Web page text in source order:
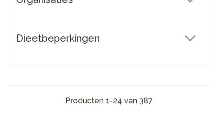
Dieetbeperkingen
Producten 1-24 van 387